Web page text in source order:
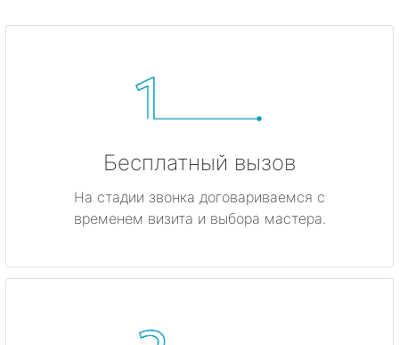
Бесплатный вызов
На стадии звонка договариваемся с
временем визита и выбора мастера.